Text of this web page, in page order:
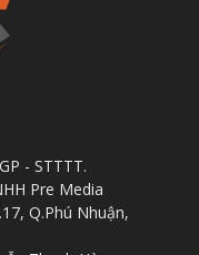
- STTTT.
Pre Media
Q.Phú Nhuận,